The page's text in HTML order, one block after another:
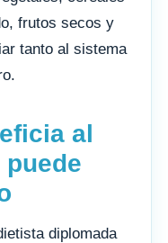
frutos secos y
tanto al sistema
al
diplomada